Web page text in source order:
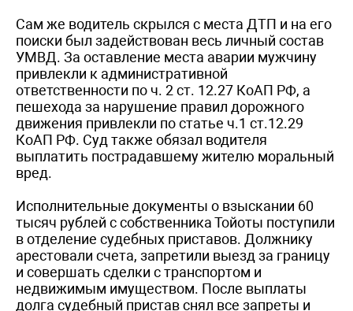
Сам же водитель скрылся с места ДТП и на его
поиски был задействован весь личный состав
УМВД. За оставление места аварии мужчину
привлекли к административной
ответственности по ч. 2 ст. 12.27 КоАП РФ, а
пешехода за нарушение правил дорожного
движения привлекли по статье ч.1 ст.12.29
КоАП РФ. Суд также обязал водителя
выплатить пострадавшему жителю моральный
вред.
Исполнительные документы о взыскании 60
тысяч рублей с собственника Тойоты поступили
в отделение судебных приставов. Должнику
арестовали счета, запретили выезд за границу
и совершать сделки с транспортом и
недвижимым имуществом. После выплаты
долга судебный пристав снял все запреты и